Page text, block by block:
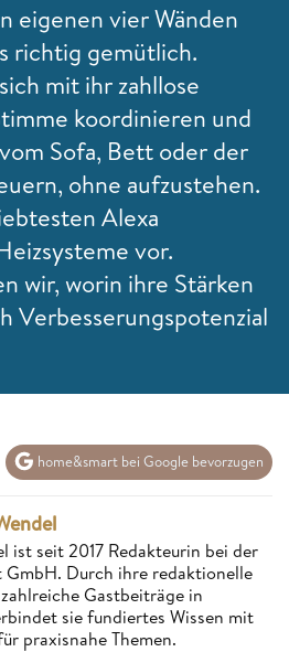
eigenen vier Wänden
richtig gemütlich.
mit ihr zahllose
koordinieren und
Sofa, Bett oder der
ohne aufzustehen.
Alexa
vor.
wir, worin ihre Stärken
Verbesserungspotenzial
home&smart bei Google bevorzugen
ist seit 2017 Redakteurin bei der
GmbH. Durch ihre redaktionelle
Gastbeiträge in
sie fundiertes Wissen mit
praxisnahe Themen.